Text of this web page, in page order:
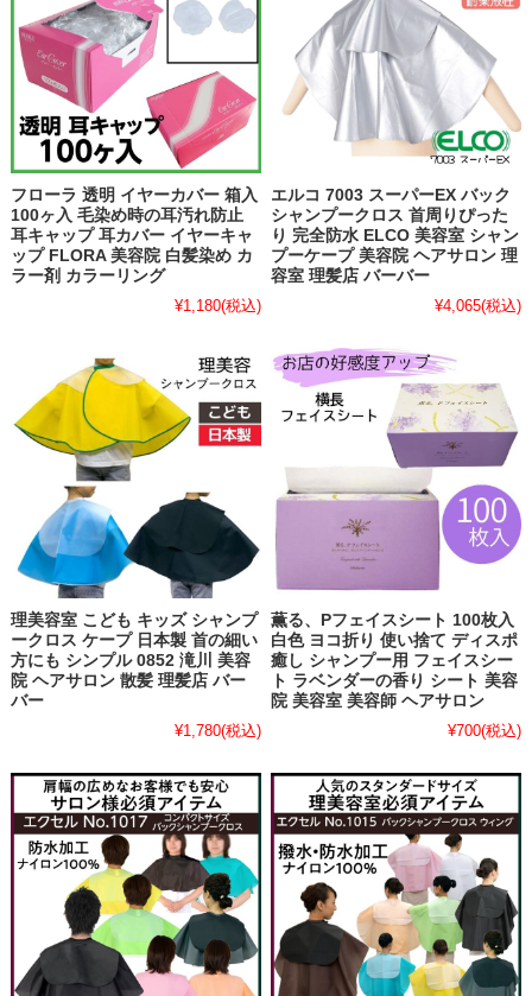
フローラ 透明 イヤーカバー 箱入
100ヶ入 毛染め時の耳汚れ防止
耳キャップ 耳カバー イヤーキャ
ップ FLORA 美容院 白髪染め カ
ラー剤 カラーリング
¥1,180(税込)
エルコ 7003 スーパーEX バック
シャンプークロス 首周りぴった
り 完全防水 ELCO 美容室 シャン
プーケープ 美容院 ヘアサロン 理
容室 理髪店 バーバー
¥4,065(税込)
理美容室 こども キッズ シャンプ
ークロス ケープ 日本製 首の細い
方にも シンプル 0852 滝川 美容
院 ヘアサロン 散髪 理髪店 バー
バー
¥1,780(税込)
薫る、Pフェイスシート 100枚入
白色 ヨコ折り 使い捨て ディスポ
癒し シャンプー用 フェイスシー
ト ラベンダーの香り シート 美容
院 美容室 美容師 ヘアサロン
¥700(税込)